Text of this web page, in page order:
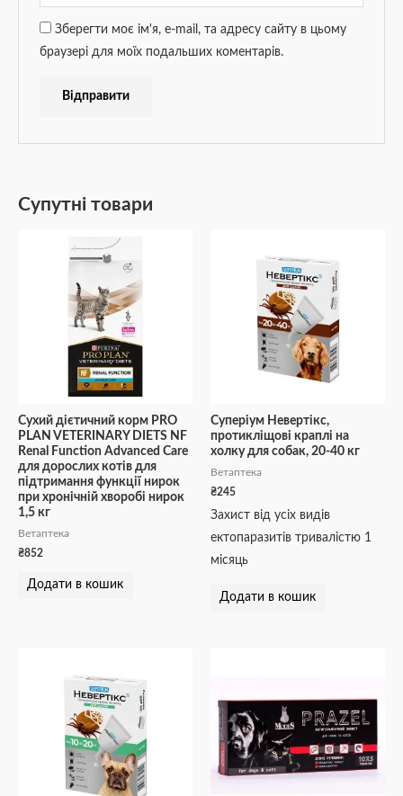
Зберегти моє ім'я, e-mail, та адресу сайту в цьому
браузері для моїх подальших коментарів.
Супутні товари
Сухий дієтичний корм PRO
PLAN VETERINARY DIETS NF
Renal Function Advanced Care
для дорослих котів для
підтримання функції нирок
при хронічній хворобі нирок
1,5 кг
Ветаптека
₴852
Додати в кошик
Суперіум Невертікс,
протикліщові краплі на
холку для собак, 20-40 кг
Ветаптека
₴245
Захист від усіх видів
ектопаразитів тривалістю 1
місяць
Додати в кошик